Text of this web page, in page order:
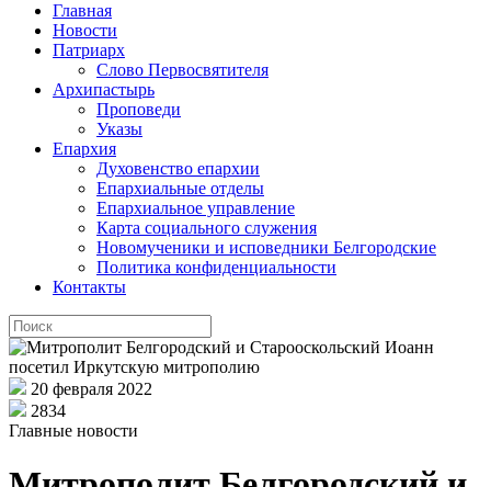
Главная
Новости
Патриарх
Слово Первосвятителя
Архипастырь
Проповеди
Указы
Епархия
Духовенство епархии
Епархиальные отделы
Епархиальное управление
Карта социального служения
Новомученики и исповедники Белгородские
Политика конфиденциальности
Контакты
20 февраля 2022
2834
Главные новости